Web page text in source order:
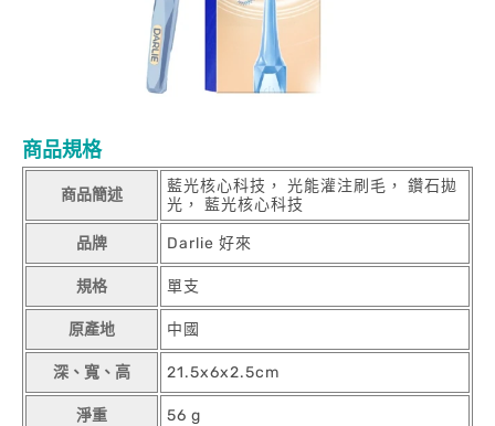
商品規格
商品簡述
藍光核心科技， 光能灌注刷毛， 鑽石拋
光， 藍光核心科技
品牌 Darlie 好來
規格 單支
原產地 中國
深、寬、高 21.5x6x2.5cm
淨重 56 g